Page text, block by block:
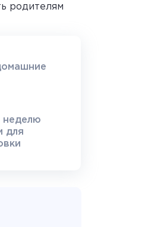
родителям
неделю
для